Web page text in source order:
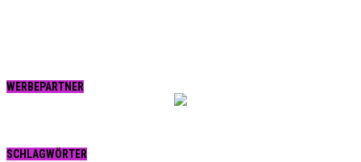
WERBEPARTNER
SCHLAGWÖRTER